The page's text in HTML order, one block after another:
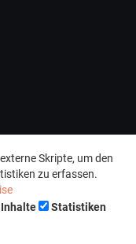
Skripte, um den
zu erfassen.
Statistiken